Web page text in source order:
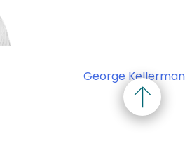
George Kellerman